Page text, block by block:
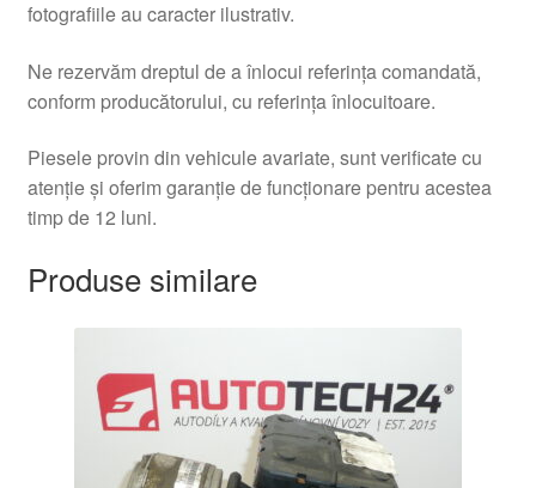
fotografiile au caracter ilustrativ.
Ne rezervăm dreptul de a înlocui referința comandată,
conform producătorului, cu referința înlocuitoare.
Piesele provin din vehicule avariate, sunt verificate cu
atenție și oferim garanție de funcționare pentru acestea
timp de 12 luni.
Produse similare